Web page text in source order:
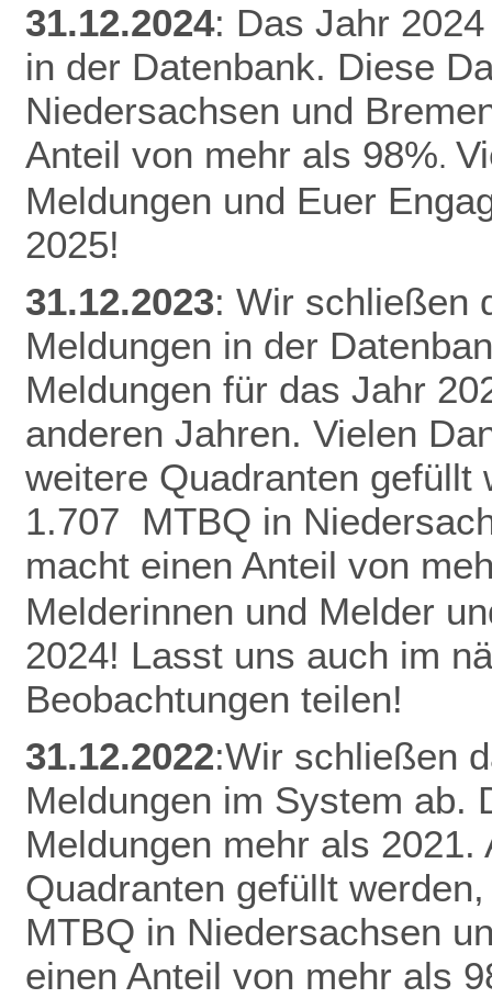
31.12.2024: Das Jahr
in der Datenbank. Diese
Niedersachsen und
Anteil von mehr als 98%.
Meldungen und Euer
2025!
31.12.2023: Wir schließen
Meldungen in der
Meldungen für das Jahr
anderen Jahren. Vielen
weitere Quadranten gefüllt
1.707 MTBQ in
macht einen Anteil von
Melderinnen und Melder
2024! Lasst uns auch im
Beobachtungen teilen!
31.12.2022:Wir schließen
Meldungen im System ab.
Meldungen mehr als 2021.
Quadranten gefüllt
MTBQ in Niedersachsen
einen Anteil von mehr als